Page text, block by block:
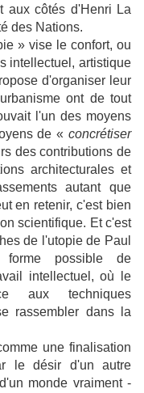
aux côtés d'Henri La
des Nations.
» vise le confort, ou
intellectuel, artistique
d'organiser leur
ont de tout
l'un des moyens
de « concrétiser
des contributions de
architecturales et
autant que
en retenir, c'est bien
scientifique. Et c'est
de l'utopie de Paul
forme possible de
intellectuel, où le
aux techniques
rassembler dans la
une finalisation
le désir d'un autre
monde vraiment -